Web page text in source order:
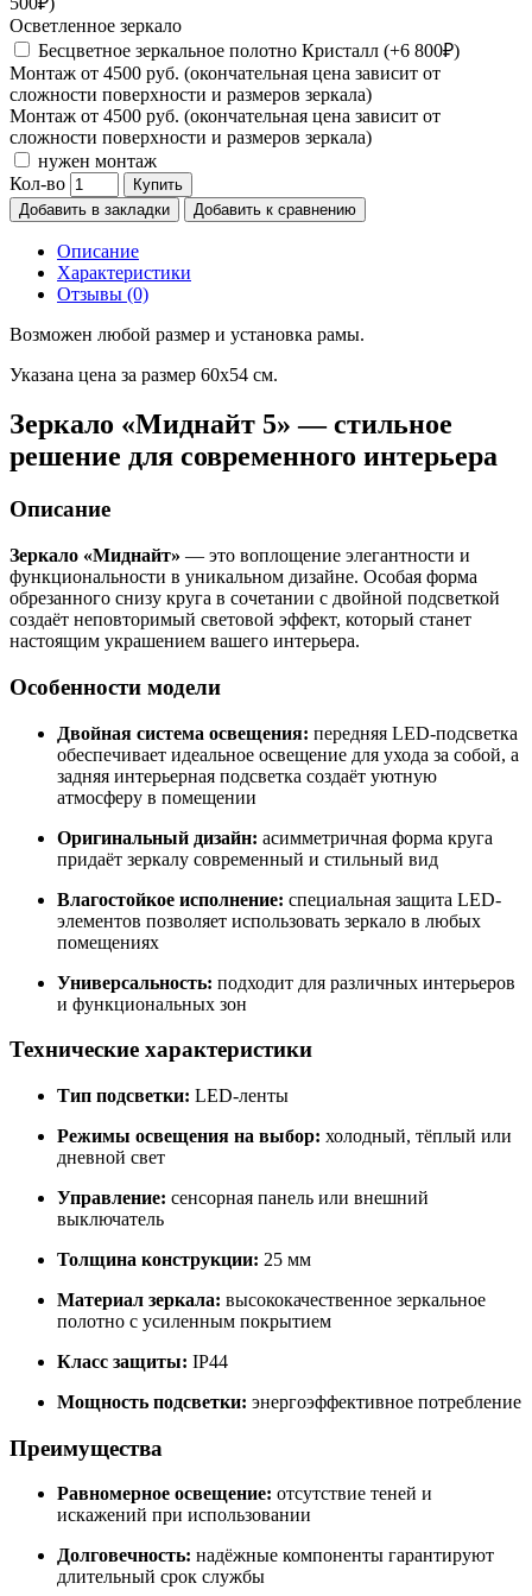
Осветленное зеркало
Бесцветное зеркальное полотно Кристалл (+6 800₽)
Монтаж от 4500 руб. (окончательная цена зависит от
сложности поверхности и размеров зеркала)
Монтаж от 4500 руб. (окончательная цена зависит от
сложности поверхности и размеров зеркала)
нужен монтаж
Кол-во
Купить
Добавить в закладки
Добавить к сравнению
Описание
Характеристики
Отзывы (0)
Возможен любой размер и установка рамы.
Указана цена за размер 60х54 см.
Зеркало «Миднайт 5» — стильное
решение для современного интерьера
Описание
Зеркало «Миднайт» — это воплощение элегантности и
функциональности в уникальном дизайне. Особая форма
обрезанного снизу круга в сочетании с двойной подсветкой
создаёт неповторимый световой эффект, который станет
настоящим украшением вашего интерьера.
Особенности модели
Двойная система освещения: передняя LED-подсветка
обеспечивает идеальное освещение для ухода за собой, а
задняя интерьерная подсветка создаёт уютную
атмосферу в помещении
Оригинальный дизайн: асимметричная форма круга
придаёт зеркалу современный и стильный вид
Влагостойкое исполнение: специальная защита LED-
элементов позволяет использовать зеркало в любых
помещениях
Универсальность: подходит для различных интерьеров
и функциональных зон
Технические характеристики
Тип подсветки: LED-ленты
Режимы освещения на выбор: холодный, тёплый или
дневной свет
Управление: сенсорная панель или внешний
выключатель
Толщина конструкции: 25 мм
Материал зеркала: высококачественное зеркальное
полотно с усиленным покрытием
Класс защиты: IP44
Мощность подсветки: энергоэффективное потребление
Преимущества
Равномерное освещение: отсутствие теней и
искажений при использовании
Долговечность: надёжные компоненты гарантируют
длительный срок службы